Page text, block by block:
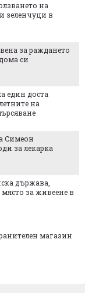
на
зеленчуци в
за раждането
си
един доста
на
Симеон
за лекарка
държава,
за живеене в
магазин